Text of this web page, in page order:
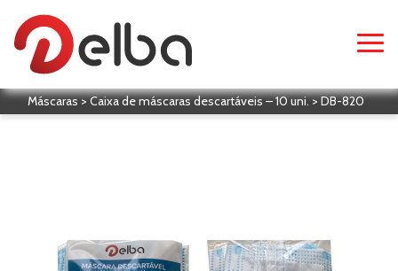
Máscaras > Caixa de máscaras descartáveis – 10 uni. > DB-820